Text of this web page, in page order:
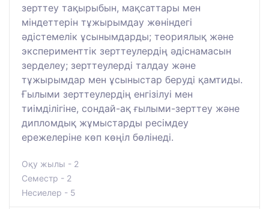
зерттеу тақырыбын, мақсаттары мен
міндеттерін тұжырымдау жөніндегі
әдістемелік ұсынымдарды; теориялық және
эксперименттік зерттеулердің әдіснамасын
зерделеу; зерттеулерді талдау және
тұжырымдар мен ұсыныстар беруді қамтиды.
Ғылыми зерттеулердің енгізілуі мен
тиімділігіне, сондай-ақ ғылыми-зерттеу және
дипломдық жұмыстарды ресімдеу
ережелеріне көп көңіл бөлінеді.
Оқу жылы - 2
Семестр - 2
Несиелер - 5